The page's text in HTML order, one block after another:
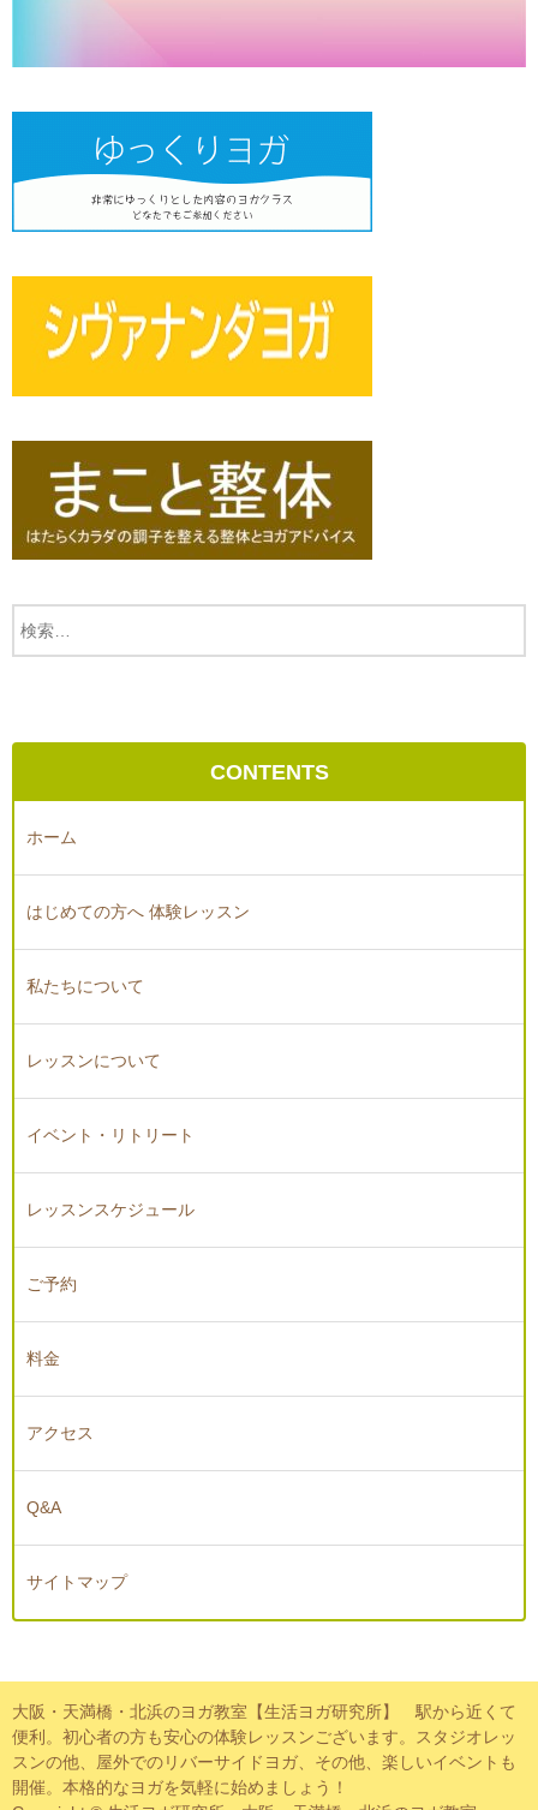
CONTENTS
ホーム
はじめての方へ 体験レッスン
私たちについて
レッスンについて
イベント・リトリート
レッスンスケジュール
ご予約
料金
アクセス
Q&A
サイトマップ
大阪・天満橋・北浜のヨガ教室【生活ヨガ研究所】 駅から近くて
便利。初心者の方も安心の体験レッスンございます。スタジオレッ
スンの他、屋外でのリバーサイドヨガ、その他、楽しいイベントも
開催。本格的なヨガを気軽に始めましょう！